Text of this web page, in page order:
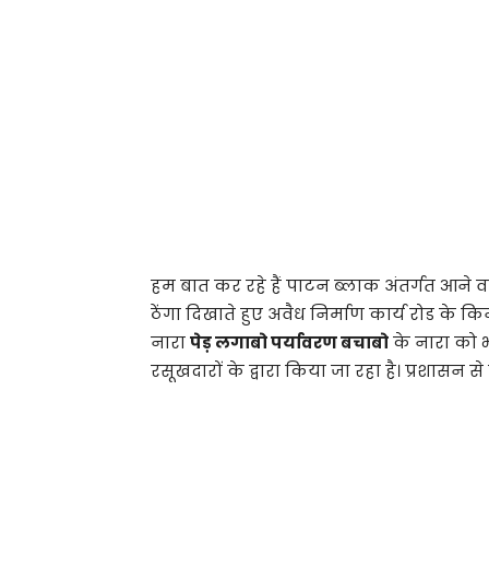
हम बात कर रहे हैं पाटन ब्लाक अंतर्गत आने
ठेंगा दिखाते हुए अवैध निर्माण कार्य रोड के
नारापेड़ लगाबो पर्यावरण बचाबोके नारा को
रसूखदारों के द्वारा किया जा रहा है। प्रशासन